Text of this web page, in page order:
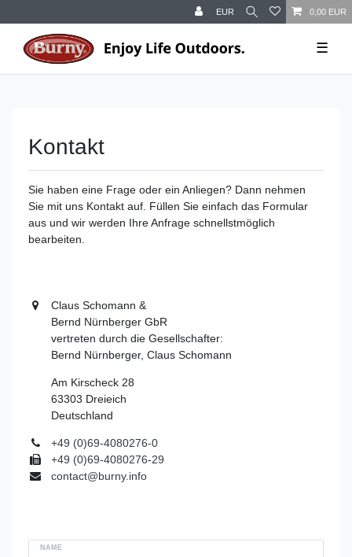
EUR 0,00 EUR
☰
Kontakt
Sie haben eine Frage oder ein Anliegen? Dann nehmen
Sie mit uns Kontakt auf. Füllen Sie einfach das Formular
aus und wir werden Ihre Anfrage schnellstmöglich
bearbeiten.
Claus Schomann &
Bernd Nürnberger GbR
vertreten durch die Gesellschafter:
Bernd Nürnberger, Claus Schomann
Am Kirscheck 28
63303 Dreieich
Deutschland
+49 (0)69-4080276-0
+49 (0)69-4080276-29
contact@burny.info
NAME